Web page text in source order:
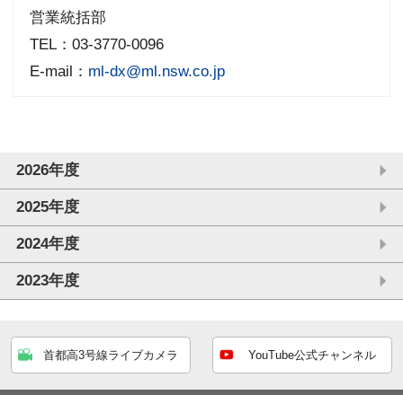
営業統括部
TEL：03-3770-0096
E-mail： ml-dx@ml.nsw.co.jp
2026年度
2025年度
2024年度
2023年度
首都高3号線ライブカメラ YouTube公式チャンネル